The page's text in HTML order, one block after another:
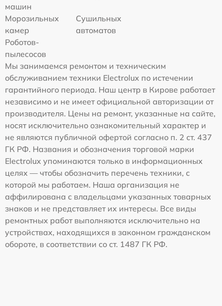
машин
Морозильных
камер
Сушильных
автоматов
Роботов-
пылесосов
Мы занимаемся ремонтом и техническим
обслуживанием техники Electrolux по истечении
гарантийного периода. Наш центр в Кирове работает
независимо и не имеет официальной авторизации от
производителя. Цены на ремонт, указанные на сайте,
носят исключительно ознакомительный характер и
не являются публичной офертой согласно п. 2 ст. 437
ГК РФ. Названия и обозначения торговой марки
Electrolux упоминаются только в информационных
целях — чтобы обозначить перечень техники, с
которой мы работаем. Наша организация не
аффилирована с владельцами указанных товарных
знаков и не представляет их интересы. Все виды
ремонтных работ выполняются исключительно на
устройствах, находящихся в законном гражданском
обороте, в соответствии со ст. 1487 ГК РФ.